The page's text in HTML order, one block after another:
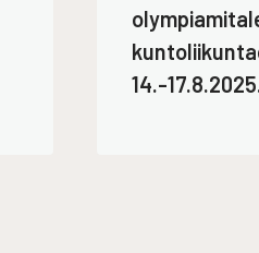
14.-17.8.2025.